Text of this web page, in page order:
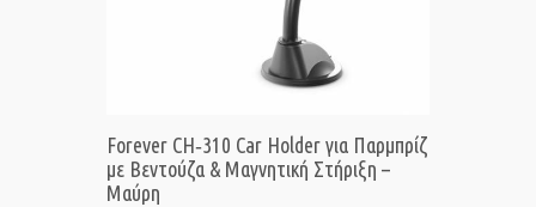
Forever CH‑310 Car Holder για Παρμπρίζ
με Βεντούζα & Μαγνητική Στήριξη –
Μαύρη